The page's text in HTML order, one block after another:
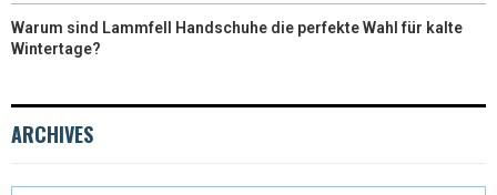
Warum sind Lammfell Handschuhe die perfekte Wahl für kalte
Wintertage?
ARCHIVES